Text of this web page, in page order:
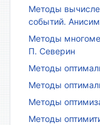
Методы
событий.
Методы
П. Северин
Методы
Методы
Методы
Методы